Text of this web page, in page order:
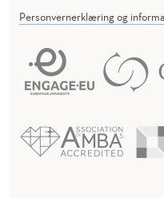
Personvernerklæring og